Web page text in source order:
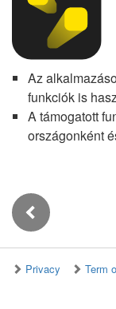
Az
funkciók is
A támogatott
országonként
Privacy Term